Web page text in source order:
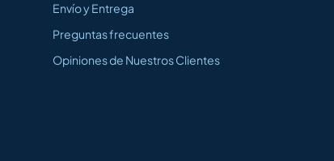
Envío y Entrega
Preguntas frecuentes
Opiniones de Nuestros Clientes